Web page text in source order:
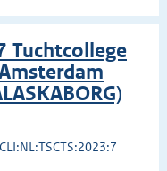
Tuchtcollege